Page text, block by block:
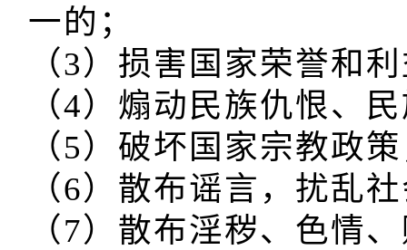
一的；
（3）损害国家荣誉和
（4）煽动民族仇恨、
（5）破坏国家宗教政
（6）散布谣言，扰乱
（7）散布淫秽、色情